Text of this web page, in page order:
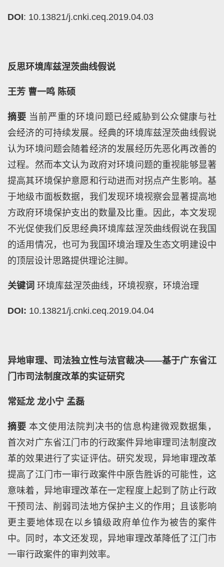
DOI: 10.13821/j.cnki.ceq.2019.04.03
反思环境库兹涅茨曲线假说
王芳 曹一鸣 陈硕
摘要 当前严重的环境问题已经威胁到公众健康与社
会经济的可持续发展。经典的环境库兹涅茨曲线假说
认为环境问题会随着经济的发展经历先恶化再改善的
过程。然而本文认为政府对环境问题的重视能够显著
提高其环境保护意愿和行动进而对拐点产生影响。基
于地级市面板数据，我们发现环境视察会显著提高地
方政府环境保护支出的数量及比重。因此，本文发现
不光促使我们反思经典环境库兹涅茨曲线假说在我国
的适用情况，也可为我国环境治理及生态文明建设中
的顶层设计思路提供理论注脚。
关键词 环境库兹涅茨曲线，环境视察，环境治理
DOI: 10.13821/j.cnki.ceq.2019.04.04
异地审理、司法独立性与法官裁决——基于广东省江
门市司法制度改革的实证研究
常延龙 龙小宁 孟磊
摘要 本文使用法院判决书的信息构建微观数据集，
首次对广东省江门市的行政案件异地审理司法制度改
革的效果进行了实证评估。研究发现，异地审理改革
提高了江门市一审行政案件中原告胜诉的可能性，这
意味着，异地审理改革在一定程度上起到了防止行政
干预司法、削弱司法地方保护主义的作用；且该影响
更主要地体现在以乡镇级政府单位作为被告的案件
中。同时，本文还发现，异地审理改革降低了江门市
一审行政案件的审判效率。